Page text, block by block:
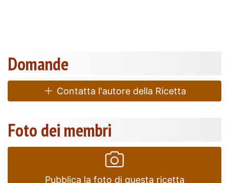
Domande
Contatta l'autore della Ricetta
Foto dei membri
Pubblica la foto di questa ricetta